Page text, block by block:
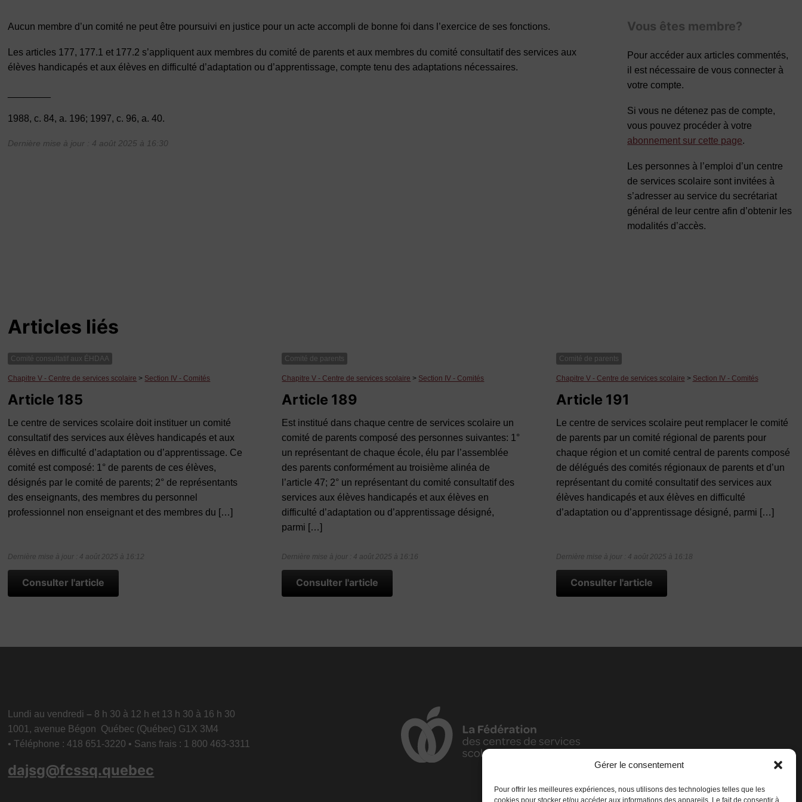
Gérer le consentement
Pour offrir les meilleures expériences, nous utilisons des technologies telles que les
cookies pour stocker et/ou accéder aux informations des appareils. Le fait de consentir à
Aucun membre d’un comité ne peut être poursuivi en justice pour un acte accompli de bonne foi dans l’exercice de ses fonctions.
Les articles 177, 177.1 et 177.2 s’appliquent aux membres du comité de parents et aux membres du comité consultatif des services aux
élèves handicapés et aux élèves en difficulté d’adaptation ou d’apprentissage, compte tenu des adaptations nécessaires.
1988, c. 84, a. 196; 1997, c. 96, a. 40.
Dernière mise à jour : 4 août 2025 à 16:30
Vous êtes membre?
Pour accéder aux articles commentés,
il est nécessaire de vous connecter à
votre compte.
Si vous ne détenez pas de compte,
vous pouvez procéder à votre
abonnement sur cette page.
Les personnes à l’emploi d’un centre
de services scolaire sont invitées à
s’adresser au service du secrétariat
général de leur centre afin d’obtenir les
modalités d’accès.
Articles liés
Comité consultatif aux ÉHDAA
Chapitre V - Centre de services scolaire > Section IV - Comités
Article 185
Le centre de services scolaire doit instituer un comité
consultatif des services aux élèves handicapés et aux
élèves en difficulté d’adaptation ou d’apprentissage. Ce
comité est composé: 1° de parents de ces élèves,
désignés par le comité de parents; 2° de représentants
des enseignants, des membres du personnel
professionnel non enseignant et des membres du […]
Dernière mise à jour : 4 août 2025 à 16:12
Consulter l'article
Comité de parents
Chapitre V - Centre de services scolaire > Section IV - Comités
Article 189
Est institué dans chaque centre de services scolaire un
comité de parents composé des personnes suivantes: 1°
un représentant de chaque école, élu par l’assemblée
des parents conformément au troisième alinéa de
l’article 47; 2° un représentant du comité consultatif des
services aux élèves handicapés et aux élèves en
difficulté d’adaptation ou d’apprentissage désigné,
parmi […]
Dernière mise à jour : 4 août 2025 à 16:16
Consulter l'article
Comité de parents
Chapitre V - Centre de services scolaire > Section IV - Comités
Article 191
Le centre de services scolaire peut remplacer le comité
de parents par un comité régional de parents pour
chaque région et un comité central de parents composé
de délégués des comités régionaux de parents et d’un
représentant du comité consultatif des services aux
élèves handicapés et aux élèves en difficulté
d’adaptation ou d’apprentissage désigné, parmi […]
Dernière mise à jour : 4 août 2025 à 16:18
Consulter l'article
Lundi au vendredi– 8 h 30 à 12 h et 13 h 30 à 16 h 30
1001, avenue Bégon Québec (Québec) G1X 3M4
• Téléphone : 418 651-3220 • Sans frais : 1 800 463-3311
dajsg@fcssq.quebec